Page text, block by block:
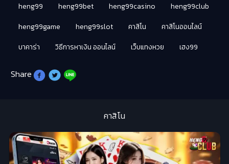
heng99 heng99bet heng99casino
heng99club
heng99game
heng99slot คาสิโน
คาสิโนออนไลน์
บาคาร่า
วิธีการหาเงิน ออนไลน์ เว็บแทงหวย เฮง99
Share
คาสิโน